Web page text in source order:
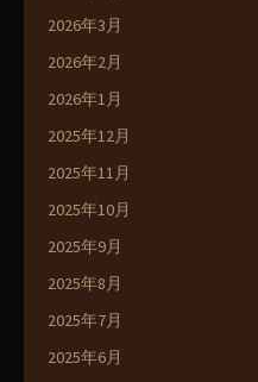
2026年3月
2026年2月
2026年1月
2025年12月
2025年11月
2025年10月
2025年9月
2025年8月
2025年7月
2025年6月